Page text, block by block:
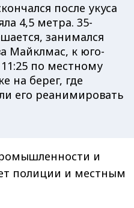
после укуса
4,5 метра. 35-
занимался
Майклмас, к юго-
по местному
на берег, где
его реанимировать
и
полиции и местным